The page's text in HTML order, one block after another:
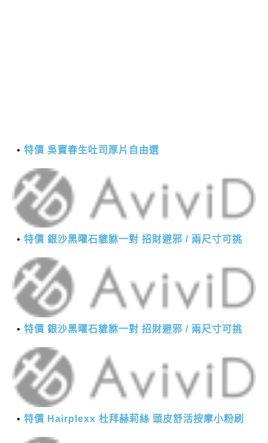
特價 吳寶春生吐司厚片自由選
特價 銀沙黑曜石貔貅一對 招財避邪 / 兩尺寸可挑
特價 銀沙黑曜石貔貅一對 招財避邪 / 兩尺寸可挑
特價 Hairplexx 杜拜赫莉絲 頭皮舒活按摩小粉刷